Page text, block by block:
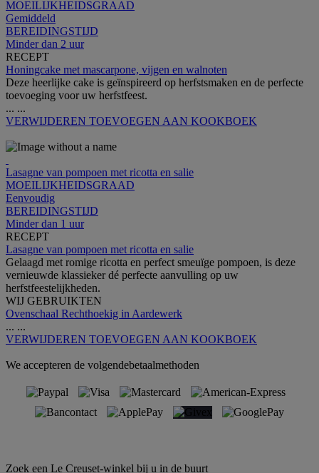
MOEILIJKHEIDSGRAAD
Gemiddeld
BEREIDINGSTIJD
Minder dan 2 uur
RECEPT
Honingcake met mascarpone, vijgen en walnoten
Deze heerlijke cake is geïnspireerd op herfstsmaken en de perfecte
toevoeging voor uw herfstfeest.
... ...
VERWIJDEREN TOEVOEGEN AAN KOOKBOEK
Lasagne van pompoen met ricotta en salie
MOEILIJKHEIDSGRAAD
Eenvoudig
BEREIDINGSTIJD
Minder dan 1 uur
RECEPT
Lasagne van pompoen met ricotta en salie
Gelaagd met romige ricotta en perfect smeuïge pompoen, is deze
vernieuwde klassieker dé perfecte aanvulling op uw
herfstfeestelijkheden.
WIJ GEBRUIKTEN
Ovenschaal Rechthoekig in Aardewerk
... ...
VERWIJDEREN TOEVOEGEN AAN KOOKBOEK
We accepteren de volgendebetaalmethoden
Zoek een Le Creuset-winkel bij u in de buurt